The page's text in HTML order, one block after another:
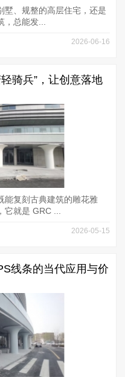
墅、规整的高层住宅，还是
总能发...
2026-06-16
骑兵”，让创意落地
能复刻古典建筑的雕花雅
就是 GRC ...
2026-05-15
线条的当代应用与价